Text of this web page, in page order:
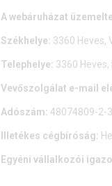
A webáruházat
Székhelye: 3360 Heves,
Telephelye: 3360 Heves,
Vevőszolgálat e-mail
Adószám: 48074809-2-
Illetékes cégbíróság:
Egyéni vállalkozói